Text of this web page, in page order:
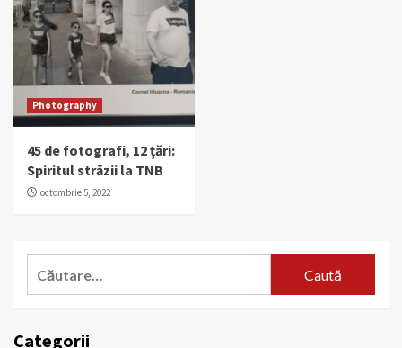
Photography
45 de fotografi, 12 țări:
Spiritul străzii la TNB
octombrie 5, 2022
Categorii